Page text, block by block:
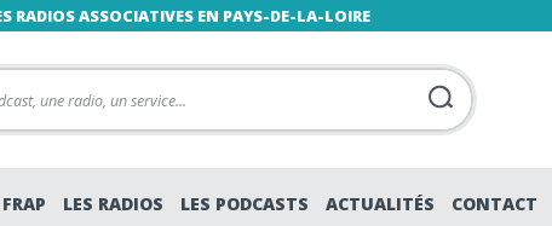
RADIOS ASSOCIATIVES EN PAYS-DE-LA-LOIRE
LES RADIOS LES PODCASTS ACTUALITÉS CONTACT